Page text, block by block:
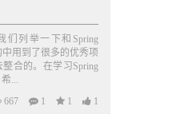
们列举一下和Spring
用到了很多的优秀项
合的。在学习Spring
...
667
1 1 1